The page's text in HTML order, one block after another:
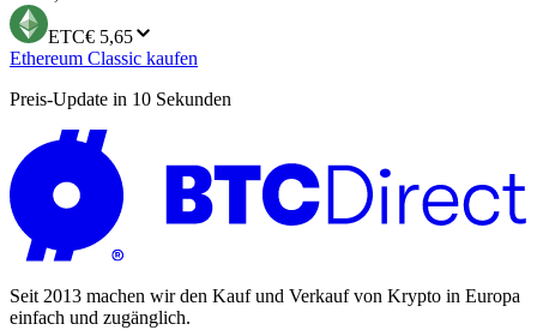
ETC€ 5,65
Ethereum Classic kaufen
Preis-Update in 10 Sekunden
Seit 2013 machen wir den Kauf und Verkauf von Krypto in Europa
einfach und zugänglich.